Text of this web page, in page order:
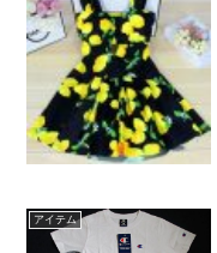
アイテム